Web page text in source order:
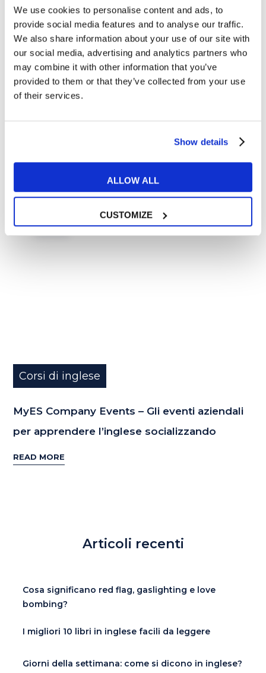
We use cookies to personalise content and ads, to
provide social media features and to analyse our traffic.
We also share information about your use of our site with
our social media, advertising and analytics partners who
may combine it with other information that you’ve
provided to them or that they’ve collected from your use
of their services.
Show details
ALLOW ALL
CUSTOMIZE
Corsi di inglese
Certificazione B2 d’inglese a Roma: gli step
MAG
Corsi di inglese
MyES Company Events – Gli eventi aziendali
per apprendere l’inglese socializzando
READ MORE
Articoli recenti
Cosa significano red flag, gaslighting e love
bombing?
I migliori 10 libri in inglese facili da leggere
Giorni della settimana: come si dicono in inglese?